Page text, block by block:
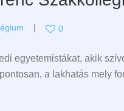
0
egyetemistákat, akik
a lakhatás mely